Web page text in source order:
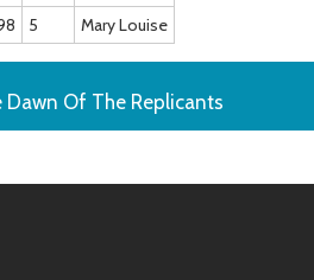
5 Mary Louise
Dawn Of The Replicants